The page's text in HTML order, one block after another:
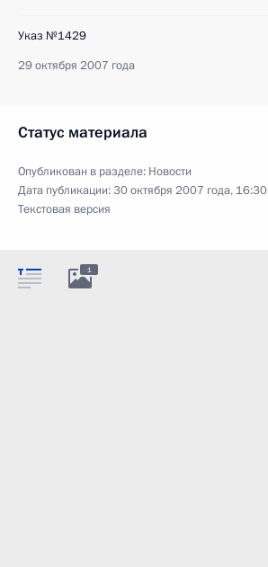
Указ №1429
29 октября 2007 года
Статус материала
Опубликован в разделе: Новости
Дата публикации:30 октября 2007 года, 16:30
Текстовая версия
1